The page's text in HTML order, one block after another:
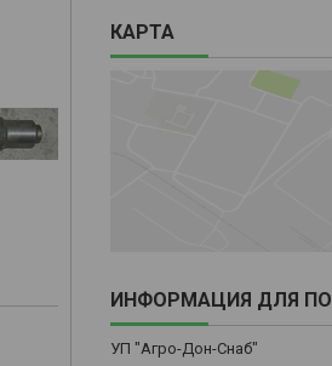
КАРТА
ИНФОРМАЦИЯ ДЛЯ
УП "Агро-Дон-Снаб"